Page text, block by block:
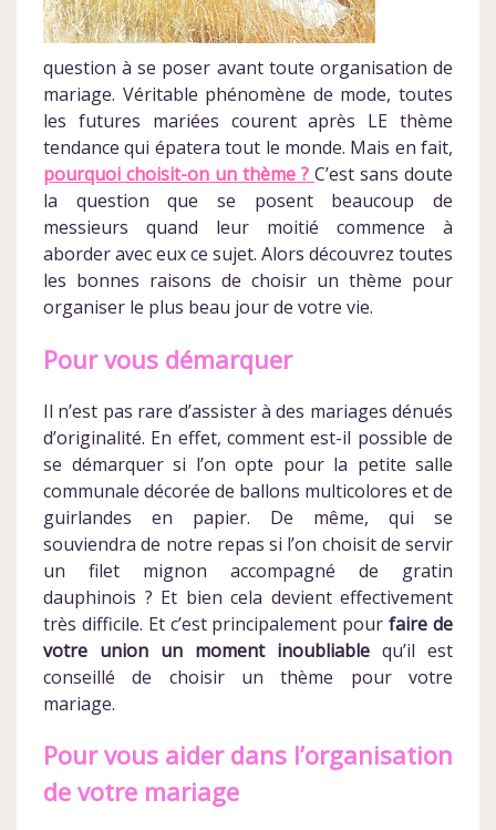
question à se poser avant toute organisation de
mariage. Véritable phénomène de mode, toutes
les futures mariées courent après LE thème
tendance qui épatera tout le monde. Mais en fait,
pourquoi choisit-on un thème ? C’est sans doute
la question que se posent beaucoup de
messieurs quand leur moitié commence à
aborder avec eux ce sujet. Alors découvrez toutes
les bonnes raisons de choisir un thème pour
organiser le plus beau jour de votre vie.
Pour vous démarquer
Il n’est pas rare d’assister à des mariages dénués
d’originalité. En effet, comment est-il possible de
se démarquer si l’on opte pour la petite salle
communale décorée de ballons multicolores et de
guirlandes en papier. De même, qui se
souviendra de notre repas si l’on choisit de servir
un filet mignon accompagné de gratin
dauphinois ? Et bien cela devient effectivement
très difficile. Et c’est principalement pourfaire de
votre union un moment inoubliable qu’il est
conseillé de choisir un thème pour votre
mariage.
Pour vous aider dans l’organisation
de votre mariage